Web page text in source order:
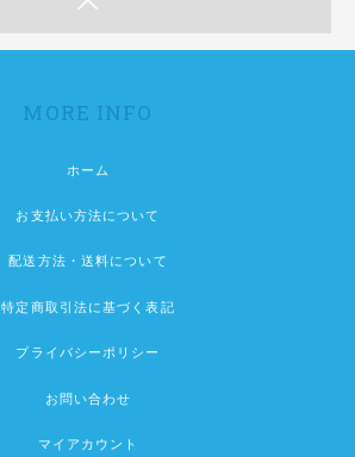
MORE INFO
ホーム
お支払い方法について
配送方法・送料について
特定商取引法に基づく表記
プライバシーポリシー
お問い合わせ
マイアカウント